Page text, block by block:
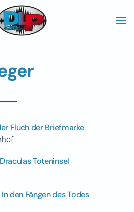
Fluch der Briefmarke
Toteninsel
den Fängen des Todes